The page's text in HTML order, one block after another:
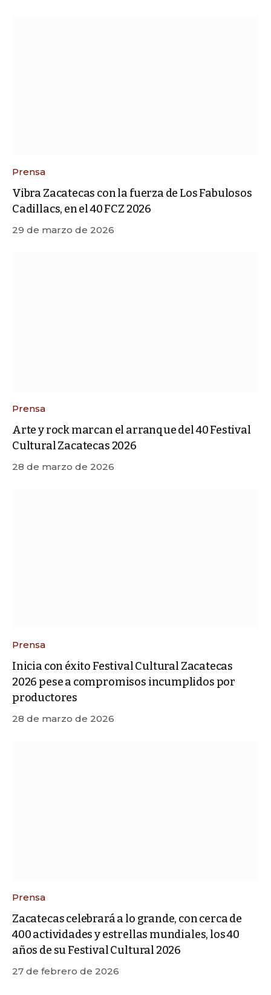
Prensa
Vibra Zacatecas con la fuerza de Los Fabulosos
Cadillacs, en el 40 FCZ 2026
29 de marzo de 2026
Prensa
Arte y rock marcan el arranque del 40 Festival
Cultural Zacatecas 2026
28 de marzo de 2026
Prensa
Inicia con éxito Festival Cultural Zacatecas
2026 pese a compromisos incumplidos por
productores
28 de marzo de 2026
Prensa
Zacatecas celebrará a lo grande, con cerca de
400 actividades y estrellas mundiales, los 40
años de su Festival Cultural 2026
27 de febrero de 2026